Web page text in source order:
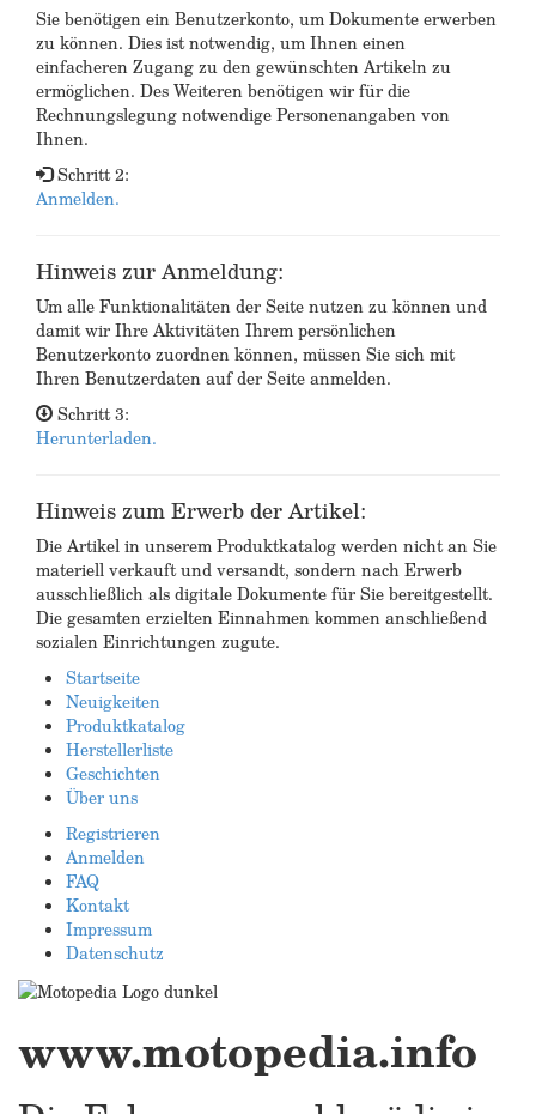
Sie benötigen ein Benutzerkonto, um Dokumente erwerben
zu können. Dies ist notwendig, um Ihnen einen
einfacheren Zugang zu den gewünschten Artikeln zu
ermöglichen. Des Weiteren benötigen wir für die
Rechnungslegung notwendige Personenangaben von
Ihnen.
Schritt 2:
Anmelden.
Hinweis zur Anmeldung:
Um alle Funktionalitäten der Seite nutzen zu können und
damit wir Ihre Aktivitäten Ihrem persönlichen
Benutzerkonto zuordnen können, müssen Sie sich mit
Ihren Benutzerdaten auf der Seite anmelden.
Schritt 3:
Herunterladen.
Hinweis zum Erwerb der Artikel:
Die Artikel in unserem Produktkatalog werden nicht an Sie
materiell verkauft und versandt, sondern nach Erwerb
ausschließlich als digitale Dokumente für Sie bereitgestellt.
Die gesamten erzielten Einnahmen kommen anschließend
sozialen Einrichtungen zugute.
Startseite
Neuigkeiten
Produktkatalog
Herstellerliste
Geschichten
Über uns
Registrieren
Anmelden
FAQ
Kontakt
Impressum
Datenschutz
www.motopedia.info